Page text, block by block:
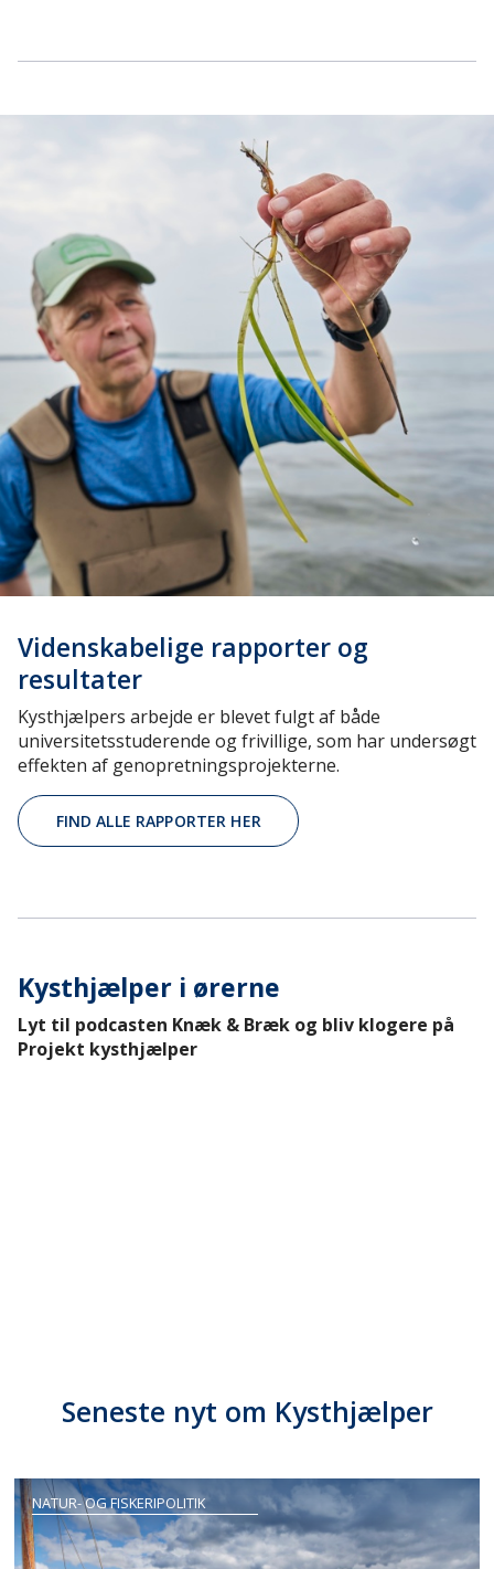
Videnskabelige rapporter og
resultater
Kysthjælpers arbejde er blevet fulgt af både
universitetsstuderende og frivillige, som har undersøgt
effekten af genopretningsprojekterne.
FIND ALLE RAPPORTER HER
Kysthjælper i ørerne
Lyt til podcasten Knæk & Bræk og bliv klogere på
Projekt kysthjælper
Seneste nyt om Kysthjælper
NATUR- OG FISKERIPOLITIK